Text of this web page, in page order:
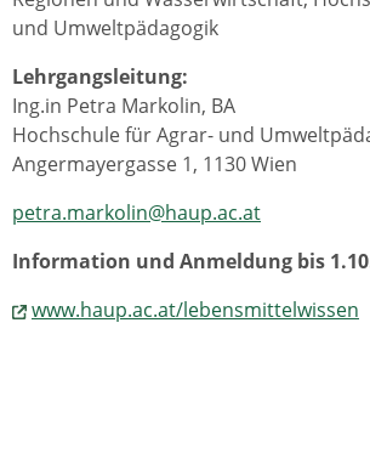
und Umweltpädagogik
Lehrgangsleitung:
Ing.in Petra Markolin, BA
Hochschule für Agrar- und
Angermayergasse 1, 1130 Wien
petra.markolin@haup.ac.at
Information und Anmeldung bis
www.haup.ac.at/lebensmittelwissen